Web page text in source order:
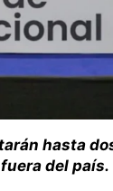
hasta
del país.